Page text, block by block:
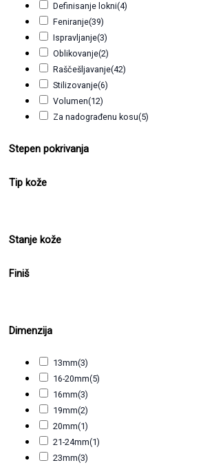
LABOR PRO(1)
LIBRE BEAUTY
MACADAMIA(1)
MAESTRI(1)
NULL(3)
ONE(2)
OSTER(1)
Rodeo(45)
She hair(3)
Definisanje lokni(4)
Feniranje(39)
Ispravljanje(3)
Oblikovanje(2)
Raščešljavanje(42)
Stilizovanje(6)
Volumen(12)
Za nadograđenu kosu(5)
Stepen pokrivanja
Tip kože
Stanje kože
Finiš
Dimenzija
13mm(3)
16-20mm(5)
16mm(3)
19mm(2)
20mm(1)
21-24mm(1)
23mm(3)